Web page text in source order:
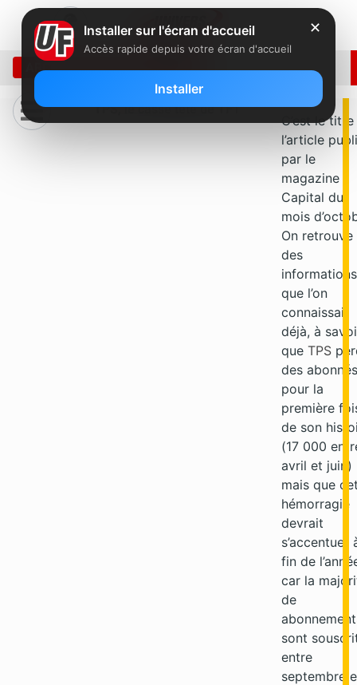
ARCHIVE: SEPTEMBRE 2005
TPS, le casse tête de TF1
C’est le
l’article
par le
magazine
Capital du
mois
On retrouve
des
informations
que l’on
connaissait
déjà, à
que TPS
des abonnés
pour la
première
de son
(17 000
avril et juin)
mais que
hémorragie
devrait
s’accentuer
fin de
car la
de
sont
entre
septembre
✕
Installer sur l'écran d'accueil
Accès rapide depuis votre écran d'accueil
Installer